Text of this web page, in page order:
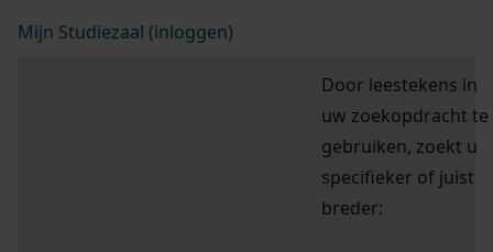
Mijn Studiezaal (inloggen)
Door leestekens in
uw zoekopdracht te
gebruiken, zoekt u
specifieker of juist
breder: